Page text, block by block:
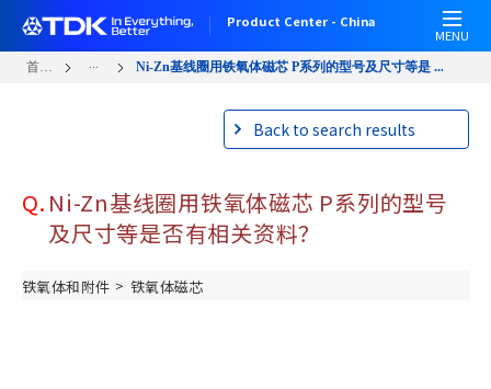
Product Center - China
MENU
首页 ... Ni-Zn基线圈用铁氧体磁芯 P系列的型号及尺寸等是 ...
Back to search results
Q. Ni-Zn基线圈用铁氧体磁芯 P系列的型号
及尺寸等是否有相关资料？
铁氧体和附件 > 铁氧体磁芯